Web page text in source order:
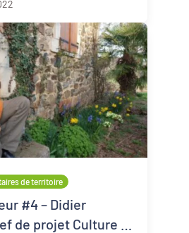
de territoire
#4 – Didier
de projet Culture et